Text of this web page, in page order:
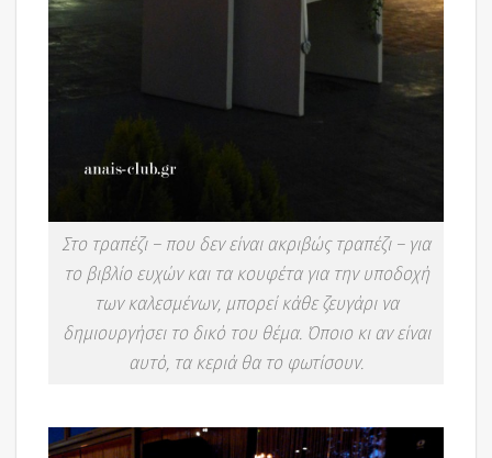
Στο τραπέζι – που δεν είναι ακριβώς τραπέζι – για
το βιβλίο ευχών και τα κουφέτα για την υποδοχή
των καλεσμένων, μπορεί κάθε ζευγάρι να
δημιουργήσει το δικό του θέμα. Όποιο κι αν είναι
αυτό, τα κεριά θα το φωτίσουν.